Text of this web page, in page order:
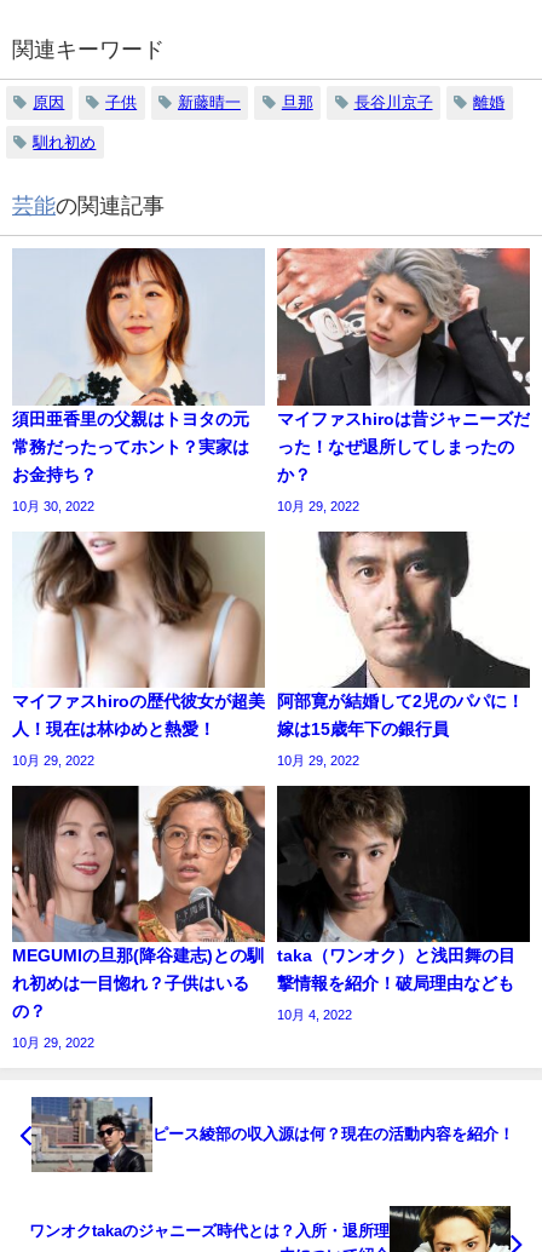
関連キーワード
原因 子供 新藤晴一 旦那 長谷川京子 離婚
馴れ初め
芸能の関連記事
須田亜香里の父親はトヨタの元
常務だったってホント？実家は
お金持ち？
10月 30, 2022
マイファスhiroは昔ジャニーズだ
った！なぜ退所してしまったの
か？
10月 29, 2022
マイファスhiroの歴代彼女が超美
人！現在は林ゆめと熱愛！
10月 29, 2022
阿部寛が結婚して2児のパパに！
嫁は15歳年下の銀行員
10月 29, 2022
MEGUMIの旦那(降谷建志)との馴
れ初めは一目惚れ？子供はいる
の？
10月 29, 2022
taka（ワンオク）と浅田舞の目
撃情報を紹介！破局理由なども
10月 4, 2022
ピース綾部の収入源は何？現在の活動内容を紹介！
ワンオクtakaのジャニーズ時代とは？入所・退所理